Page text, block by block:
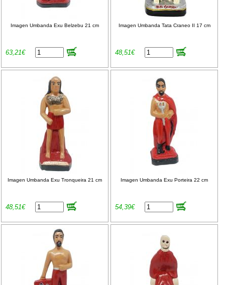
Imagen Umbanda Exu Belzebu 21 cm
63,21€
Imagen Umbanda Tata Craneo II 17 cm
48,51€
Imagen Umbanda Exu Tronqueira 21 cm
48,51€
Imagen Umbanda Exu Porteira 22 cm
54,39€